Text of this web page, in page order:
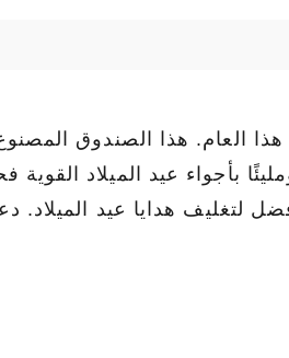
بأجواء عيد الميلاد